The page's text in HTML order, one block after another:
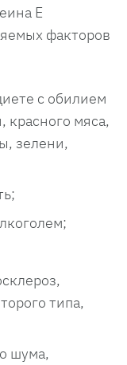
Е
факторов
с обилием
красного мяса,
зелени,
типа,
шума,